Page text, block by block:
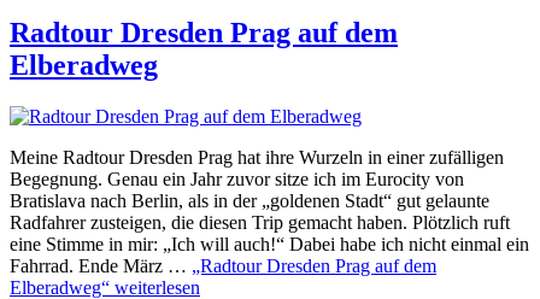
Radtour Dresden Prag auf dem
Elberadweg
Meine Radtour Dresden Prag hat ihre Wurzeln in einer zufälligen
Begegnung. Genau ein Jahr zuvor sitze ich im Eurocity von
Bratislava nach Berlin, als in der „goldenen Stadt“ gut gelaunte
Radfahrer zusteigen, die diesen Trip gemacht haben. Plötzlich ruft
eine Stimme in mir: „Ich will auch!“ Dabei habe ich nicht einmal ein
Fahrrad. Ende März … „Radtour Dresden Prag auf dem
Elberadweg“ weiterlesen